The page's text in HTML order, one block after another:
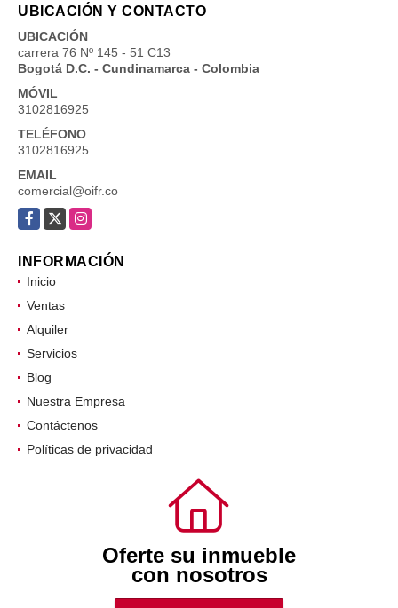
UBICACIÓN Y CONTACTO
UBICACIÓN
carrera 76 Nº 145 - 51 C13
Bogotá D.C. - Cundinamarca - Colombia
MÓVIL
3102816925
TELÉFONO
3102816925
EMAIL
comercial@oifr.co
Facebook
X Instagram
INFORMACIÓN
Inicio
Ventas
Alquiler
Servicios
Blog
Nuestra Empresa
Contáctenos
Políticas de privacidad
Oferte su inmueble
con nosotros